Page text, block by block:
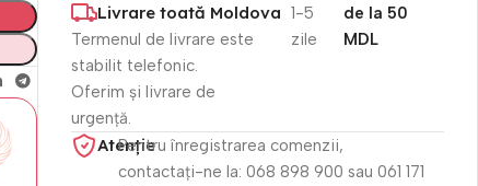
Livrare toată Moldova
Termenul de livrare este
stabilit telefonic.
Oferim și livrare de
urgență.
1-5
zile
de la 50
MDL
Atenție​
Pentru înregistrarea comenzii,
contactați-ne la: 068 898 900 sau 061 171